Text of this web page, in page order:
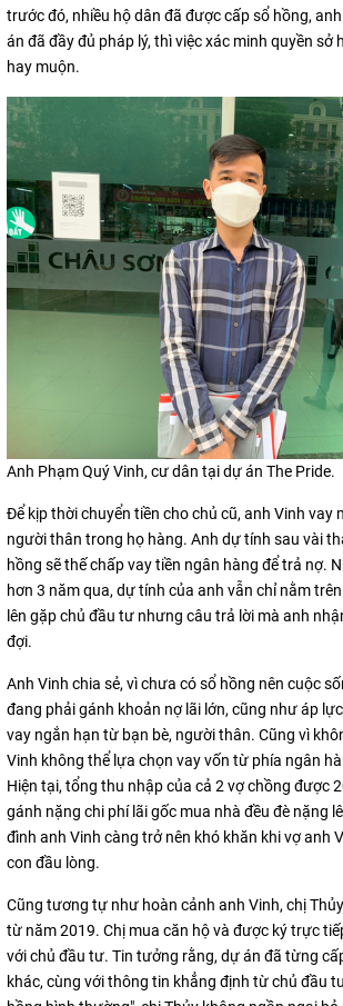
trước đó, nhiều hộ dân đã được cấp sổ hồng,
án đã đầy đủ pháp lý, thì việc xác minh quyền sở
hay muộn.
Anh Phạm Quý Vinh, cư dân tại dự án The Pride.
Để kịp thời chuyển tiền cho chủ cũ, anh Vinh vay
người thân trong họ hàng. Anh dự tính sau vài
hồng sẽ thế chấp vay tiền ngân hàng để trả nợ.
hơn 3 năm qua, dự tính của anh vẫn chỉ nằm
lên gặp chủ đầu tư nhưng câu trả lời mà anh
đợi.
Anh Vinh chia sẻ, vì chưa có sổ hồng nên cuộc
đang phải gánh khoản nợ lãi lớn, cũng như áp
vay ngắn hạn từ bạn bè, người thân. Cũng vì
Vinh không thể lựa chọn vay vốn từ phía ngân
Hiện tại, tổng thu nhập của cả 2 vợ chồng được
gánh nặng chi phí lãi gốc mua nhà đều đè nặng
đình anh Vinh càng trở nên khó khăn khi vợ anh
con đầu lòng.
Cũng tương tự như hoàn cảnh anh Vinh, chị
từ năm 2019. Chị mua căn hộ và được ký trực
với chủ đầu tư. Tin tưởng rằng, dự án đã từng
khác, cùng với thông tin khẳng định từ chủ đầu